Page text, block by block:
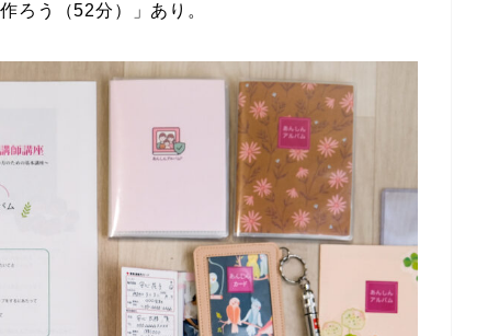
ろう（52分）」あり。